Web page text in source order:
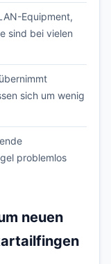
Equipment,
sind bei vielen
sich um wenig
problemlos
neuen